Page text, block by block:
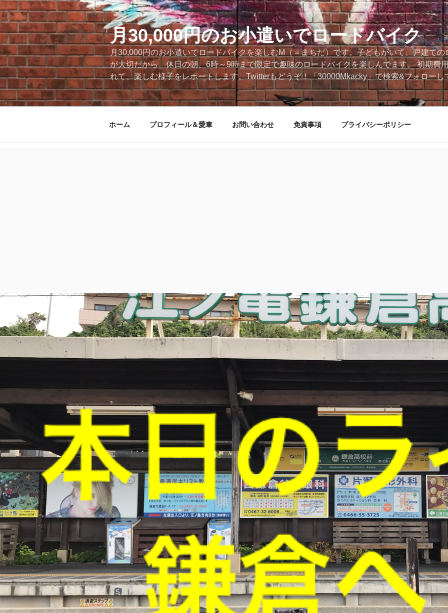
ン
テ
ン
ツ
へ
ス
キ
ッ
月30,000円のお小遣いでロードバイク
月30,000円のお小遣いでロードバイクを楽しむM（＝まちだ）です。子どもがいて、戸建て
が大切だから、休日の朝、6時～9時まで限定で趣味のロードバイクを楽しんでます。 初期費
れて、楽しむ様子をレポートします。Twitterもどうぞ！「30000Mkacky」で検索&フォローし
ホーム プロフィール＆愛車 お問い合わせ 免責事項 プライバシーポリシー